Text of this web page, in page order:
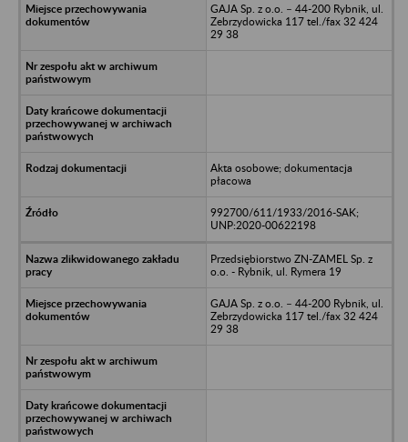
GAJA Sp. z o.o. – 44-200 Rybnik, ul.
Zebrzydowicka 117 tel./fax 32 424
29 38
Akta osobowe; dokumentacja
płacowa
992700/611/1933/2016-SAK;
UNP:2020-00622198
Przedsiębiorstwo ZN-ZAMEL Sp. z
o.o. - Rybnik, ul. Rymera 19
GAJA Sp. z o.o. – 44-200 Rybnik, ul.
Zebrzydowicka 117 tel./fax 32 424
29 38